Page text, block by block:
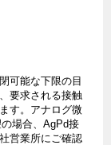
可能な下限の目
要求される接触
す。アナログ微
場合、AgPd接
営業所にご確認